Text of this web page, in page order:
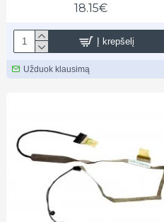
18.15€
Į krepšelį
Užduok klausimą